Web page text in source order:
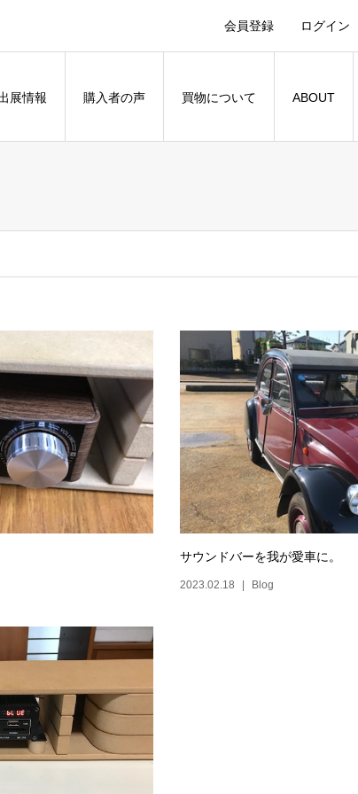
会員登録 ログイン
展情報 購入者の声 買物について ABOUT
サウンドバーを我が愛車に。
2023.02.18 Blog